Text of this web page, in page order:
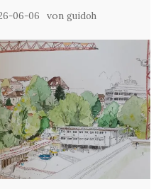
06-06 von guidoh